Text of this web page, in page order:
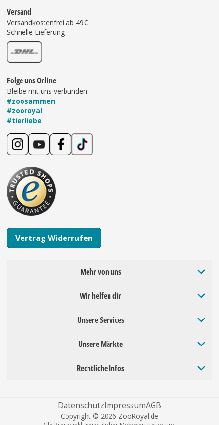
Versand
Versandkostenfrei ab 49€
Schnelle Lieferung
Folge uns Online
Bleibe mit uns verbunden:
#zoosammen
#zooroyal
#tierliebe
Vertrag Widerrufen
Mehr von uns
Wir helfen dir
Unsere Services
Unsere Märkte
Rechtliche Infos
DatenschutzImpressumAGB
Copyright © 2026 ZooRoyal.de